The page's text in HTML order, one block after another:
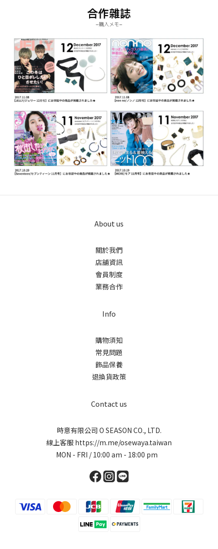
About us
關於我們
店舖資訊
會員制度
業務合作
Info
購物須知
常見問題
飾品保養
退換貨政策
Contact us
時意有限公司 O SEASON CO., LTD.
線上客服 https://m.me/osewaya.taiwan
MON - FRI / 10:00 am - 18:00 pm